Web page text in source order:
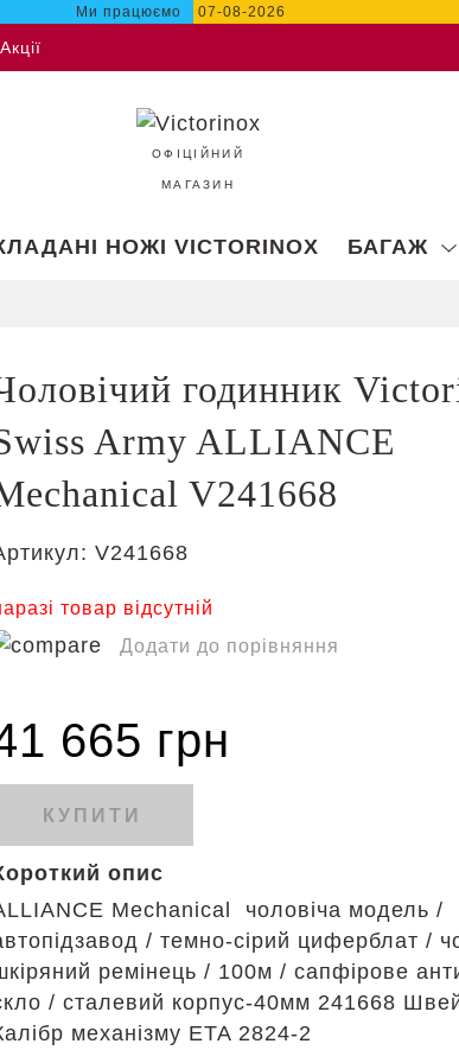
Ми працюємо 07-08-2026
Акції
ОФІЦІЙНИЙ
МАГАЗИН
НОЖІ VICTORINOX БАГАЖ
годинник
Army ALLIANCE
V241668
V241668
товар відсутній
Додати до порівняння
665 грн
КУПИТИ
опис
Mechanical чоловіча модель /
/ темно-сірий циферблат /
ремінець / 100м / сапфірове
/ сталевий корпус-40мм 241668
механізму ETA 2824-2